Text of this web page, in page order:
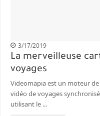
3/17/2019
La merveilleuse
voyages
Videomapia est un moteur
vidéo de voyages
utilisant le ...